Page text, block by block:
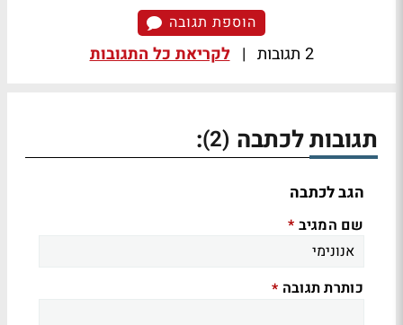
הוספת תגובה
2 תגובות | לקריאת כל התגובות
תגובות לכתבה (2)
:
הגב לכתבה
שם המגיב *
כותרת תגובה *